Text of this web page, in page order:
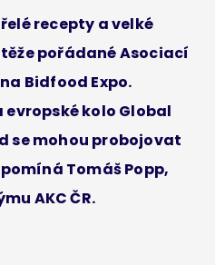
recepty a velké
pořádané Asociací
Bidfood Expo.
kolo Global
se mohou probojovat
Tomáš Popp,
AKC ČR.